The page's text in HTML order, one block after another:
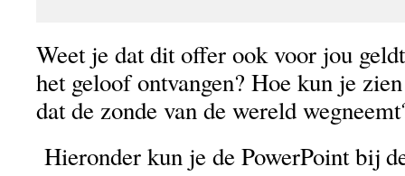
Weet je dat dit offer ook voor jou
het geloof ontvangen? Hoe kun je
dat de zonde van de wereld
Hieronder kun je de PowerPoint bij